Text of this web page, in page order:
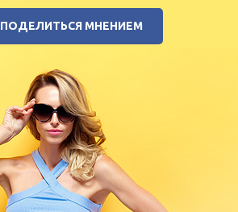
ПОДЕЛИТЬСЯ МНЕНИЕМ